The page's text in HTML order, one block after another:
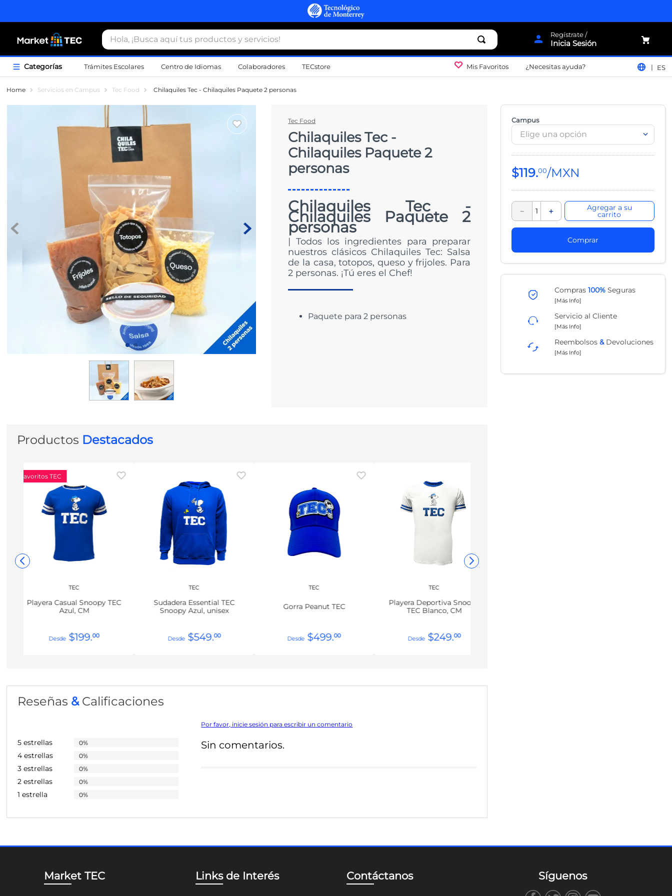
Hola, ¡Busca aquí tus productos y servicios!
Inicia Sesión
Trámites Escolares Centro de Idiomas Colaboradores TECstore Mis Favoritos ¿Necesitas ayuda? ES
Servicios en Campus Tec Food Chilaquiles Tec - Chilaquiles Paquete 2 personas
Tec Food
Chilaquiles Tec -
Chilaquiles Paquete 2
personas
Chilaquiles Tec -
Chilaquiles Paquete 2
personas
| Todos los ingredientes para preparar
nuestros clásicos Chilaquiles Tec: Salsa
de la casa, totopos, queso y frijoles. Para
2 personas. ¡Tú eres el Chef!
Paquete para 2 personas
Productos Destacados
Favoritos TEC
TEC
Playera Casual Snoopy TEC
Azul, CM
$199.00
TEC
Sudadera Essential TEC
Snoopy Azul, unisex
$549.00
TEC
Gorra Peanut TEC
$499.00
TEC
Playera Deportiva Snoopy
TEC Blanco, CM
$249.00
Reseñas &Calificaciones
5 estrellas 0%
4 estrellas 0%
3 estrellas 0%
2 estrellas 0%
1 estrella 0%
Por favor, inicie sesión para escribir un comentario
Sin comentarios.
Campus
Elige una opción
$119.00
＋
－ Agregar a su
carrito
Comprar
Compras 100%Seguras
[Más Info]
Servicio al Cliente
[Más Info]
Reembolsos &Devoluciones
[Más Info]
Market TEC Links de Interés Contáctanos Síguenos